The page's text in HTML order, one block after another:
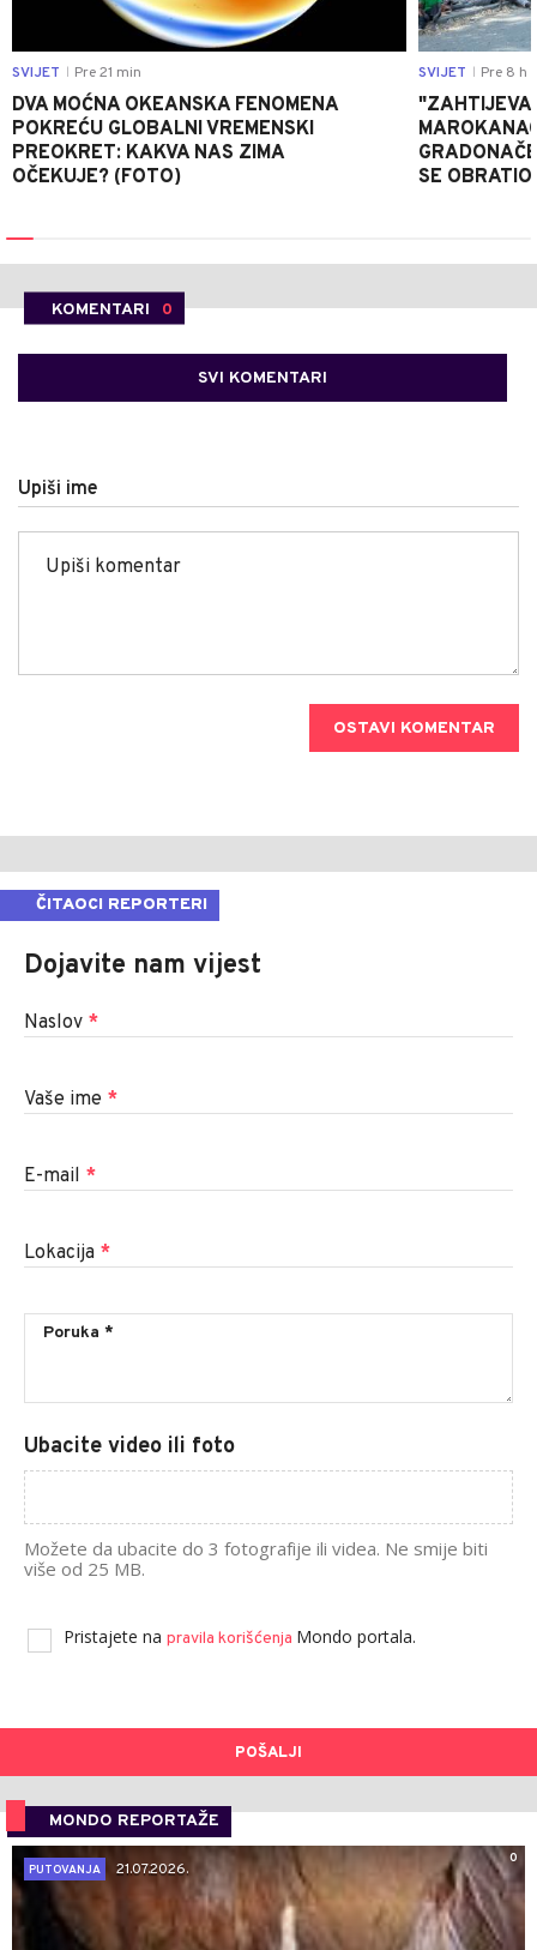
SVIJET Pre 21 min
DVA MOĆNA OKEANSKA FENOMENA
POKREĆU GLOBALNI VREMENSKI
PREOKRET: KAKVA NAS ZIMA
OČEKUJE? (FOTO)
SVIJET Pre 8 h
SE
KOMENTARI 0
SVI KOMENTARI
Upiši ime
OSTAVI KOMENTAR
ČITAOCI REPORTERI
Dojavite nam vijest
Naslov *
Vaše ime *
E-mail *
Lokacija *
Ubacite video ili foto
Možete da ubacite do 3 fotografije ili videa. Ne smije biti
više od 25 MB.
Pristajete na pravila korišćenja Mondo portala.
POŠALJI
MONDO REPORTAŽE
0
PUTOVANJA
21.07.2026.